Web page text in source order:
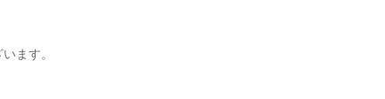
ます。